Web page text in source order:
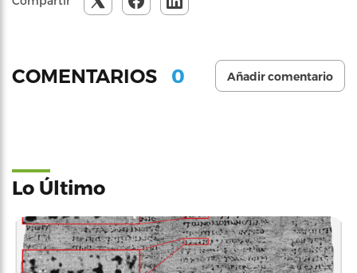
COMENTARIOS 0 Añadir comentario
Lo Último